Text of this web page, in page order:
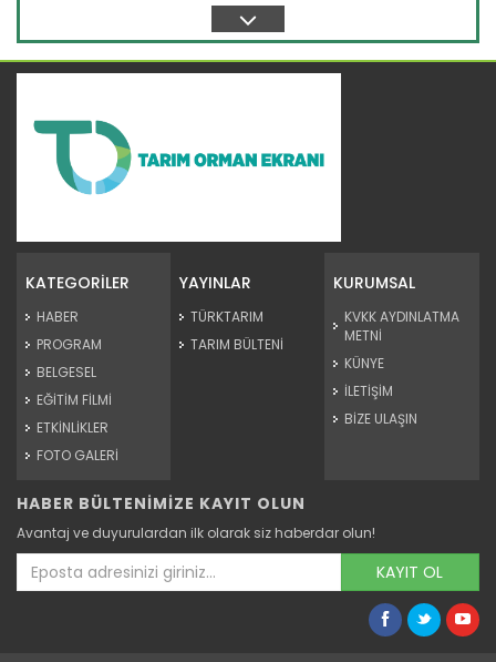
Devamını Oku ->
İnci kefali göç yolunda,...
Van Gölü'nde yaşayan ve üreme döneminde suyun akışının
tersine...
Devamını Oku ->
KATEGORİLER
HABER
PROGRAM
BELGESEL
EĞİTİM FİLMİ
ETKİNLİKLER
FOTO GALERİ
YAYINLAR
TÜRKTARIM
TARIM BÜLTENİ
KURUMSAL
KVKK AYDINLATMA
METNİ
KÜNYE
İLETİŞİM
BİZE ULAŞIN
HABER BÜLTENİMİZE KAYIT OLUN
Avantaj ve duyurulardan ilk olarak siz haberdar olun!
KAYIT OL